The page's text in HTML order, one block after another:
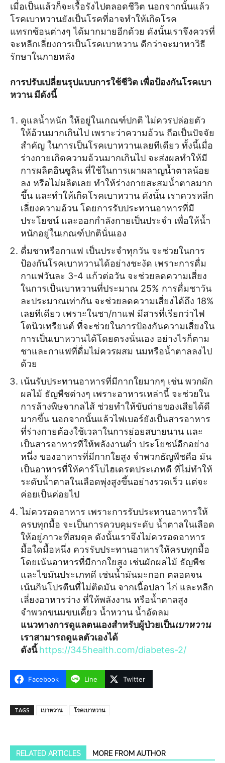
เมื่อเป็นแล้วก็จะเรื้อรังไปตลอดชีวิต นอกจากนั้นแล้ว
โรคเบาหวานยังเป็นโรคที่อาจทำให้เกิดโรค
แทรกซ้อนต่างๆ ได้มากมายอีกด้วย ดังนั้นเราจึงควรที่
จะหลีกเลี่ยงการเป็นโรคเบาหวาน ดีกว่าจะมาหาวิธี
รักษาในภายหลัง
การปรับเปลี่ยนรุปแบบการใช้ชีวิต เพื่อป้องกันโรคเบา
หวาน มีดังนี้
ดูแลน้ำหนัก ให้อยู่ในเกณฑ์ปกติ ไม่ควรปล่อยตัว
ให้อ้วนมากเกินไป เพราะว่าความอ้วน ถือเป็นปัจจัย
สำคัญ ในการเป็นโรคเบาหวานเลยทีเดียว ทั้งนี้เมื่อ
ร่างกายเกิดความอ้วนมากเกินไป จะส่งผลทำให้มี
การผลิตอินซูลิน ที่ใช้ในการเผาผลาญน้ำตาลน้อย
ลง หรือไม่ผลิตเลย ทำให้ร่างกายสะสมน้ำตาลมาก
ขึ้น และทำให้เกิดโรคเบาหวาน ดังนั้น เราควรหลีก
เลี่ยงความอ้วน โดยการรับประทานอาหารที่มี
ประโยชน์ และออกกำลังกายเป็นประจำ เพื่อให้น้ำ
หนักอยู่ในเกณฑ์ปกตินั่นเอง
ดื่มชาหรือกาแฟ เป็นประจำทุกวัน จะช่วยในการ
ป้องกันโรคเบาหวานได้อย่างชะงัด เพราะการดื่ม
กาแฟวันละ 3-4 แก้วต่อวัน จะช่วยลดความเสี่ยง
ในการเป็นเบาหวานที่ประมาณ 25% การดื่มชาวัน
ละประมาณเท่ากัน จะช่วยลดความเสี่ยงได้ถึง 18%
เลยทีเดียว เพราะในชา/กาแฟ มีสารที่เรียกว่าไฟ
โตนิวเทรียนต์ ที่จะช่วยในการป้องกันความเสี่ยงใน
การเป็นเบาหวานได้โดยตรงนั่นเอง อย่างไรก็ตาม
ชาและกาแฟที่ดื่มไม่ควรผสม นมหรือน้ำตาลลงไป
ด้วย
เน้นรับประทานอาหารที่มีกากใยมากๆ เช่น พวกผัก
ผลไม้ ธัญพืชต่างๆ เพราะอาหารเหล่านี้ จะช่วยใน
การล้างพิษจากลไส้ ช่วยทำให้ขับถ่ายของเสียได้ดี
มากขึ้น นอกจากนั้นแล้วไฟเบอร์ยังเป็นสารอาหาร
ที่ร่างกายต้องใช้เวลาในการย่อยสบายนาน และ
เป็นสารอาหารที่ให้พลังงานต่ำ ประโยชน์อีกอย่าง
หนึ่ง ของอาหารที่มีกากใยสูง จำพวกธัญพืชคือ มัน
เป็นอาหารที่ให้คาร์โบไฮเดรตประเภทดี ที่ไม่ทำให้
ระดับน้ำตาลในเลือดพุ่งสูงขึ้นอย่างรวดเร็ว แต่จะ
ค่อยเป็นค่อยไป
ไม่ควรอดอาหาร เพราะการรับประทานอาหารให้
ครบทุกมื้อ จะเป็นการควบคุมระดับ น้ำตาลในเลือด
ให้อยู่ภาวะที่สมดุล ดังนั้นเราจึงไม่ควรอดอาหาร
มื้อใดมื้อหนึ่ง ควรรับประทานอาหารให้ครบทุกมื้อ
โดยเน้นอาหารที่มีกากใยสูง เช่นผักผลไม้ ธัญพืช
และไขมันประเภทดี เช่นน้ำมันมะกอก ตลอดจน
เน้นกินโปรตีนที่ไม่ติดมัน จากเนื้อปลา ไก่ และหลีก
เลี่ยงอาหารว่าง ที่ให้พลังงาน หรือน้ำตาลสูง
จำพวกขนมขบเคี้ยว น้ำหวาน น้ำอัดลม
แนวทางการดูแลตนเองสำหรับผู้ป่วยเป็นเบาหวาน
เราสามารถดูแลตัวเองได้
ดังนี้https://345health.com/diabetes-2/
Facebook Line Twitter
TAGS เบาหวาน โรคเบาหวาน
RELATED ARTICLES MORE FROM AUTHOR